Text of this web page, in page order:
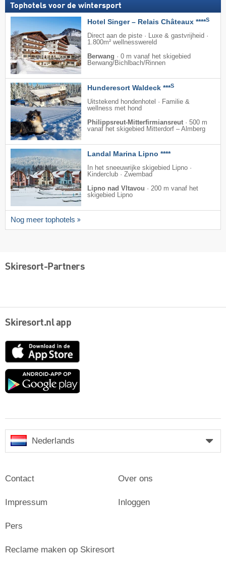
Tophotels voor de wintersport
Hotel Singer – Relais Châteaux ****S
Direct aan de piste · Luxe & gastvrijheid ·
1.800m² wellnesswereld
Berwang · 0 m vanaf het skigebied
Berwang/​Bichlbach/​Rinnen
Hunderesort Waldeck ***S
Uitstekend hondenhotel · Familie &
wellness met hond
Philippsreut-Mitterfirmiansreut · 500 m
vanaf het skigebied Mitterdorf – Almberg
Landal Marina Lipno ****
In het sneeuwrijke skigebied Lipno ·
Kinderclub · Zwembad
Lipno nad Vltavou · 200 m vanaf het
skigebied Lipno
Nog meer tophotels
Skiresort-Partners
Skiresort.nl app
App
Google
Nederlands
Contact
Impressum
Pers
Over ons
Inloggen
Reclame maken op Skiresort